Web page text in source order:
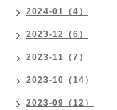
2024-01（4）
2023-12（6）
2023-11（7）
2023-10（14）
2023-09（12）